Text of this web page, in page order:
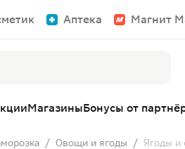
Аптека Магнит
МагазиныБонусы от
/ Овощи и ягоды / Ягоды и